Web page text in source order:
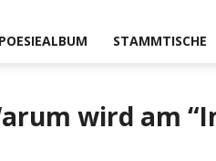
POESIEALBUM STAMMTISCHE
wird am